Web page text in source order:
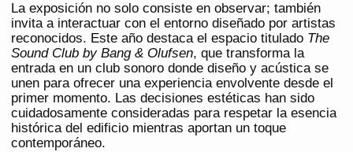
La exposición no solo consiste en observar; también
invita a interactuar con el entorno diseñado por artistas
reconocidos. Este año destaca el espacio titulado The
Sound Club by Bang & Olufsen, que transforma la
entrada en un club sonoro donde diseño y acústica se
unen para ofrecer una experiencia envolvente desde el
primer momento. Las decisiones estéticas han sido
cuidadosamente consideradas para respetar la esencia
histórica del edificio mientras aportan un toque
contemporáneo.